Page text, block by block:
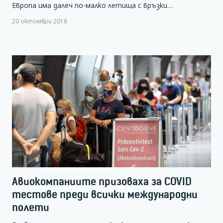
Европа има далеч по-малко летища с връзки…
20 октомври 2018
Авиокомпаниите призоваха за COVID
тестове преди всички международни
полети